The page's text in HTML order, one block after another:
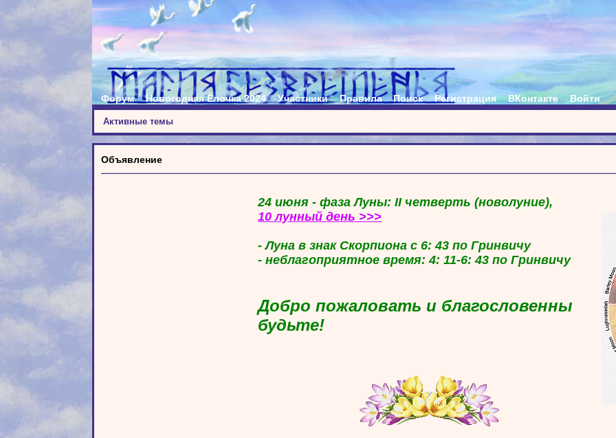
Форум Новогодняя Ёлочка 2024 Участники Правила Поиск Регистрация ВКонтакте Войти
Активные темы
Объявление
24 июня - фаза Луны: II четверть (новолуние),
10 лунный день >>>
- Луна в знак Скорпиона с 6: 43 по Гринвичу
- неблагоприятное время: 4: 11-6: 43 по Гринвичу
Добро пожаловать и благословенны
будьте!